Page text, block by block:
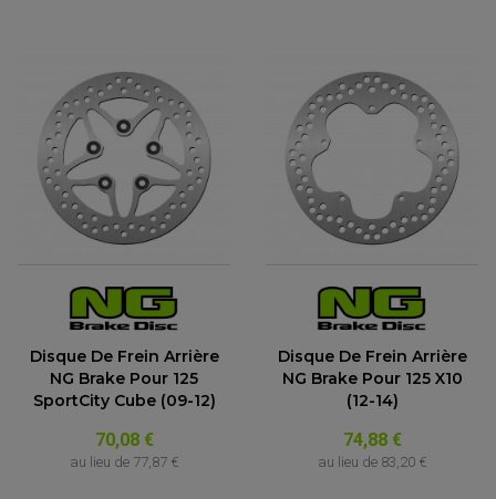
Disque De Frein Arrière
NG Brake Pour 125
SportCity Cube (09-12)
70,08 €
au lieu de 77,87 €
Disque De Frein Arrière
NG Brake Pour 125 X10
(12-14)
74,88 €
au lieu de 83,20 €